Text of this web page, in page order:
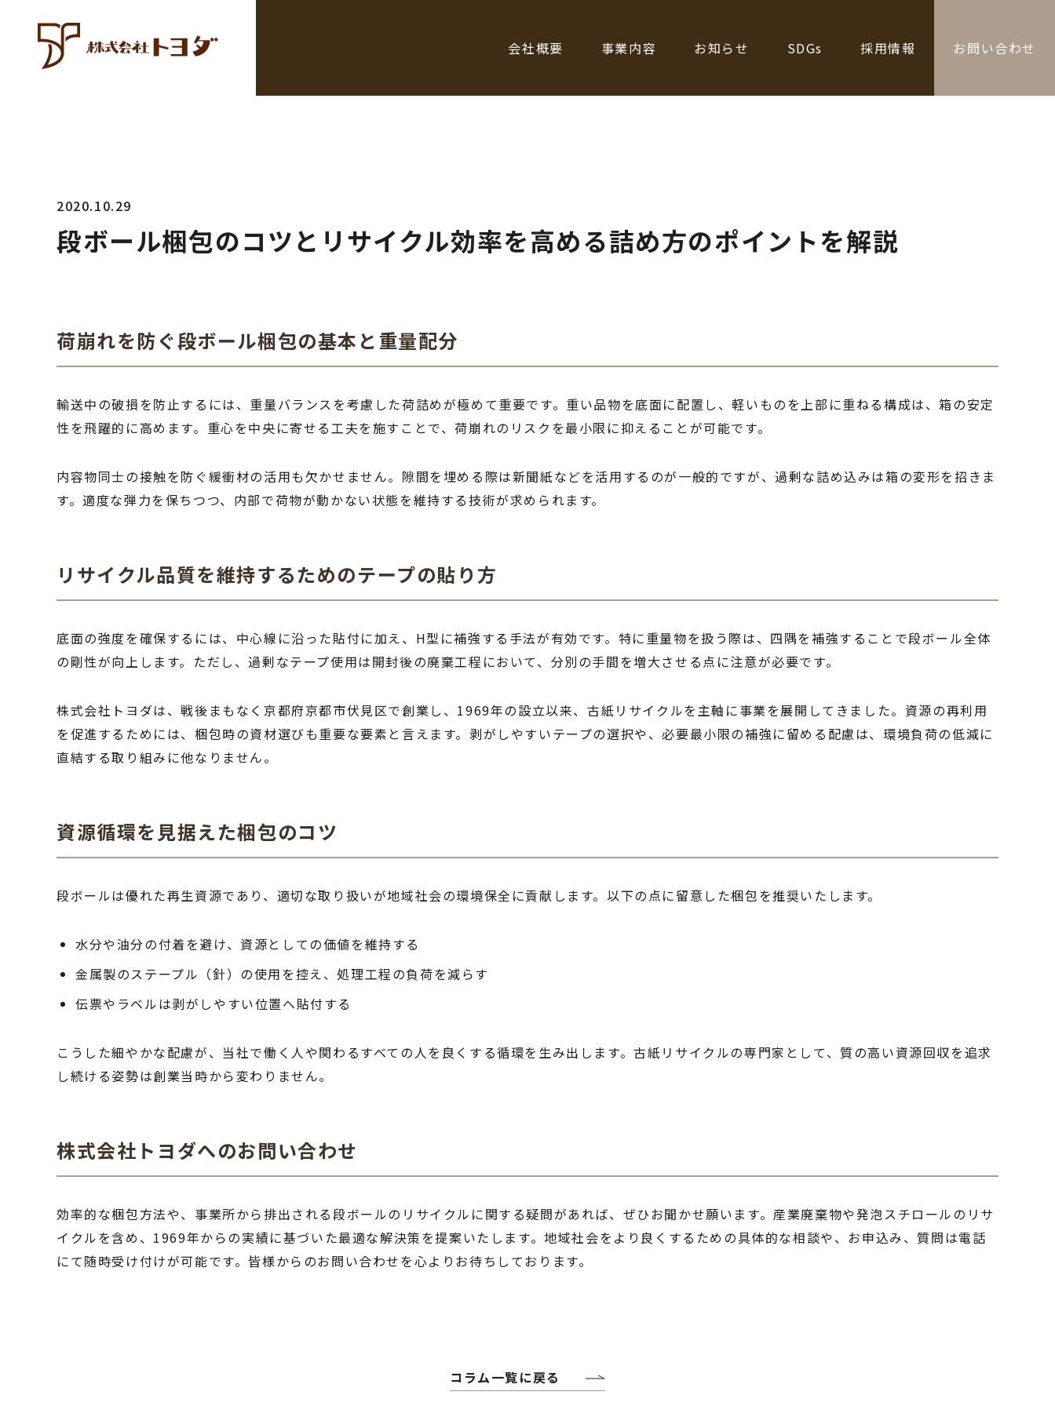
会社概要 事業内容 お知らせ SDGs 採用情報 お問い合わせ
2020.10.29
段ボール梱包のコツとリサイクル効率を高める詰め方のポイントを解説
荷崩れを防ぐ段ボール梱包の基本と重量配分
輸送中の破損を防止するには、重量バランスを考慮した荷詰めが極めて重要です。重い品物を底面に配置し、軽いものを上部に重ねる構成は、箱の安定
性を飛躍的に高めます。重心を中央に寄せる工夫を施すことで、荷崩れのリスクを最小限に抑えることが可能です。
内容物同士の接触を防ぐ緩衝材の活用も欠かせません。隙間を埋める際は新聞紙などを活用するのが一般的ですが、過剰な詰め込みは箱の変形を招きま
す。適度な弾力を保ちつつ、内部で荷物が動かない状態を維持する技術が求められます。
リサイクル品質を維持するためのテープの貼り方
底面の強度を確保するには、中心線に沿った貼付に加え、H型に補強する手法が有効です。特に重量物を扱う際は、四隅を補強することで段ボール全体
の剛性が向上します。ただし、過剰なテープ使用は開封後の廃棄工程において、分別の手間を増大させる点に注意が必要です。
株式会社トヨダは、戦後まもなく京都府京都市伏見区で創業し、1969年の設立以来、古紙リサイクルを主軸に事業を展開してきました。資源の再利用
を促進するためには、梱包時の資材選びも重要な要素と言えます。剥がしやすいテープの選択や、必要最小限の補強に留める配慮は、環境負荷の低減に
直結する取り組みに他なりません。
資源循環を見据えた梱包のコツ
段ボールは優れた再生資源であり、適切な取り扱いが地域社会の環境保全に貢献します。以下の点に留意した梱包を推奨いたします。
水分や油分の付着を避け、資源としての価値を維持する
金属製のステープル（針）の使用を控え、処理工程の負荷を減らす
伝票やラベルは剥がしやすい位置へ貼付する
こうした細やかな配慮が、当社で働く人や関わるすべての人を良くする循環を生み出します。古紙リサイクルの専門家として、質の高い資源回収を追求
し続ける姿勢は創業当時から変わりません。
株式会社トヨダへのお問い合わせ
効率的な梱包方法や、事業所から排出される段ボールのリサイクルに関する疑問があれば、ぜひお聞かせ願います。産業廃棄物や発泡スチロールのリサ
イクルを含め、1969年からの実績に基づいた最適な解決策を提案いたします。地域社会をより良くするための具体的な相談や、お申込み、質問は電話
にて随時受け付けが可能です。皆様からのお問い合わせを心よりお待ちしております。
コラム一覧に戻る